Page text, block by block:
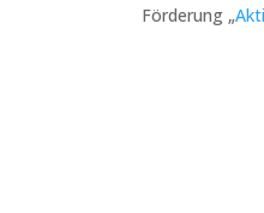
Förderung „